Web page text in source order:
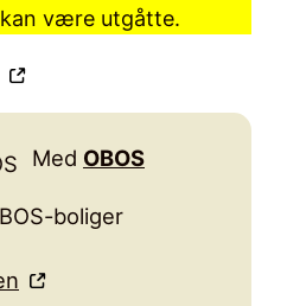
være utgåtte.
Med OBOS
boliger